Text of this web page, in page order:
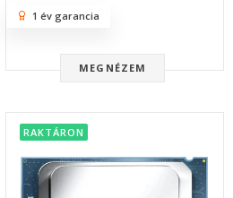
MEGNÉZEM
1 év garancia
RAKTÁRON